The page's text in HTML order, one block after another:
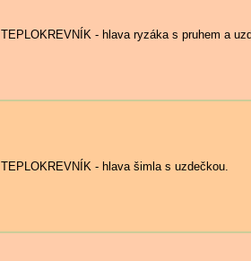
TEPLOKREVNÍK - hlava ryzáka s pruhem a
TEPLOKREVNÍK - hlava šimla s uzdečkou.